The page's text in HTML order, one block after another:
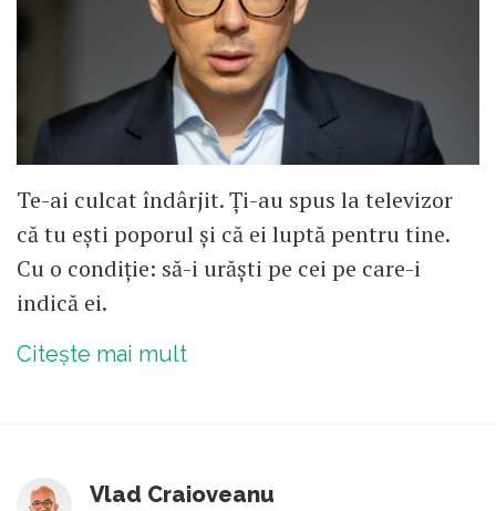
Te-ai culcat îndârjit. Ți-au spus la televizor
că tu ești poporul și că ei luptă pentru tine.
Cu o condiție: să-i urăști pe cei pe care-i
indică ei.
Citește mai mult
Vlad Craioveanu